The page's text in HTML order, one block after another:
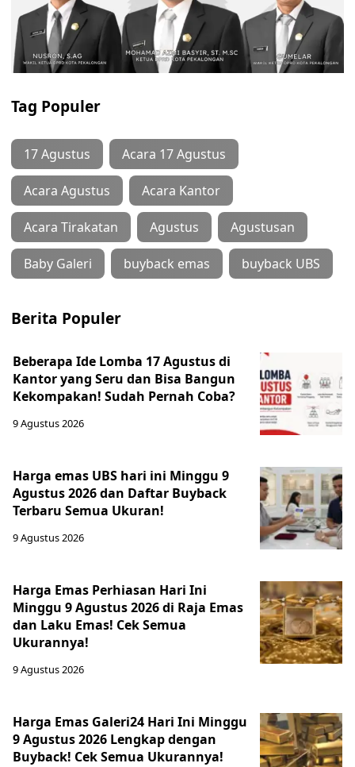
Tag Populer
17 Agustus Acara 17 Agustus
Acara Agustus Acara Kantor
Acara Tirakatan Agustus Agustusan
Baby Galeri buyback emas buyback UBS
Berita Populer
Beberapa Ide Lomba 17 Agustus di
Kantor yang Seru dan Bisa Bangun
Kekompakan! Sudah Pernah Coba?
9 Agustus 2026
Harga emas UBS hari ini Minggu 9
Agustus 2026 dan Daftar Buyback
Terbaru Semua Ukuran!
9 Agustus 2026
Harga Emas Perhiasan Hari Ini
Minggu 9 Agustus 2026 di Raja Emas
dan Laku Emas! Cek Semua
Ukurannya!
9 Agustus 2026
Harga Emas Galeri24 Hari Ini Minggu
9 Agustus 2026 Lengkap dengan
Buyback! Cek Semua Ukurannya!